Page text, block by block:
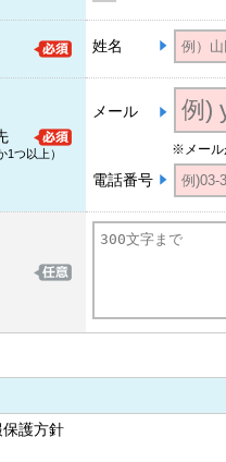
姓名
1つ以上）
メール
※メール
電話番号
護方針